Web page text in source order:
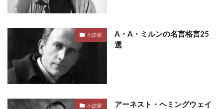
小説家
A・A・ミルンの名言格言25
選
小説家
アーネスト・ヘミングウェイ